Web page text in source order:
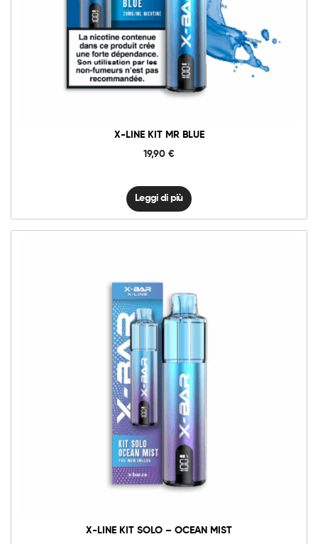
X-LINE KIT MR BLUE
19,90 €
Leggi di più
X-LINE KIT SOLO – OCEAN MIST
Kit
-
Ocean
quantità